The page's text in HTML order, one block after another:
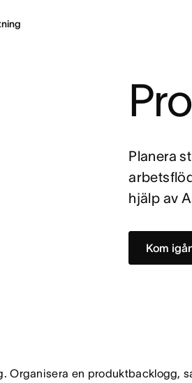
Planera
hjälp av
Kom
en produktbacklogg,